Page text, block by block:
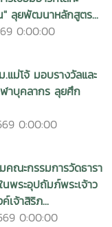
ลุยพัฒนาหลักสูตร...
0:00:00
แม่โจ้ มอบรางวัลและ
บุคลากร ลุยศึก
0:00:00
คณะกรรมการวัดธารา
พระอุปถัมภ์พระเจ้าว
เจ้าสิริภ...
0:00:00